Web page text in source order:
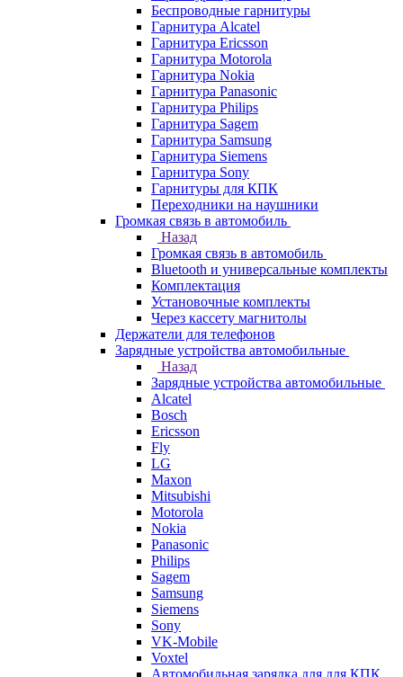
Беспроводные гарнитуры
Гарнитура Alcatel
Гарнитура Ericsson
Гарнитура Motorola
Гарнитура Nokia
Гарнитура Panasonic
Гарнитура Philips
Гарнитура Sagem
Гарнитура Samsung
Гарнитура Siemens
Гарнитура Sony
Гарнитуры для КПК
Переходники на наушники
Громкая связь в автомобиль
Назад
Громкая связь в автомобиль
Bluetooth и универсальные комплекты
Комплектация
Установочные комплекты
Через кассету магнитолы
Держатели для телефонов
Зарядные устройства автомобильные
Назад
Зарядные устройства автомобильные
Alcatel
Bosch
Ericsson
Fly
LG
Maxon
Mitsubishi
Motorola
Nokia
Panasonic
Philips
Sagem
Samsung
Siemens
Sony
VK-Mobile
Voxtel
Автомобильная зарядка для для КПК